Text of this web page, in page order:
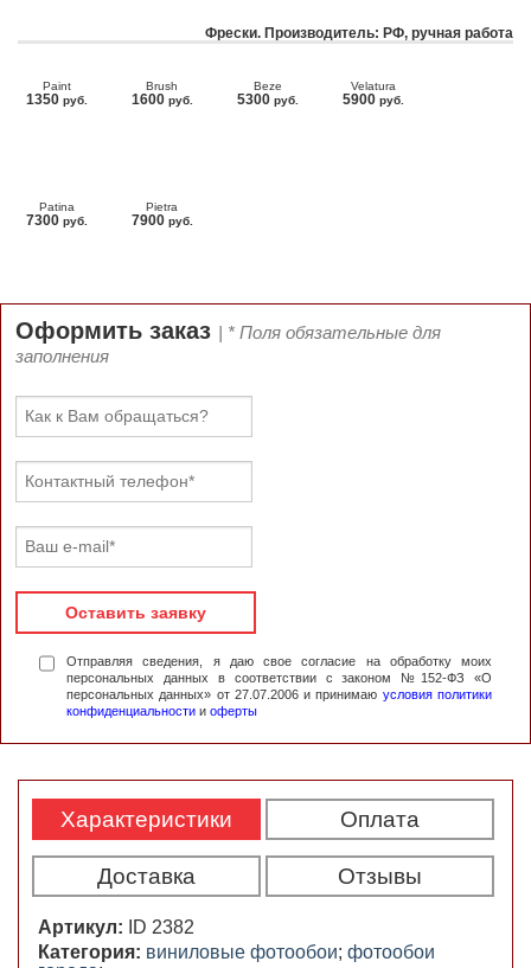
Фрески. Производитель: РФ, ручная работа
Paint
1350 руб.
Brush
1600 руб.
Beze
5300 руб.
Velatura
5900 руб.
Patina
7300 руб.
Pietra
7900 руб.
Оформить заказ | * Поля обязательные для
заполнения
Оставить заявку
Отправляя сведения, я даю свое согласие на обработку моих
персональных данных в соответствии с законом №152-ФЗ «О
персональных данных» от 27.07.2006 и принимаю условия политики
конфиденциальности и оферты
Характеристики Оплата
Доставка Отзывы
Артикул:
ID 2382
Категория: виниловые фотообои; фотообои